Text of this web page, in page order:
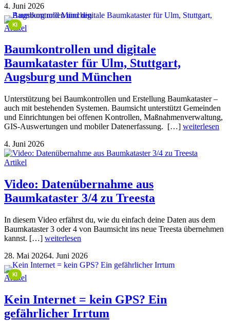
4. Juni 2026
This image is AI-generated or manipulated, disclosed under Article 50(4) of the EU AI Act.
KI
Artikel
Baumkontrollen und digitale
Baumkataster für Ulm, Stuttgart,
Augsburg und München
Unterstützung bei Baumkontrollen und Erstellung Baumkataster –
auch mit bestehenden Systemen. Baumsicht unterstützt Gemeinden
und Einrichtungen bei offenen Kontrollen, Maßnahmenverwaltung,
GIS-Auswertungen und mobiler Datenerfassung. […] weiterlesen
4. Juni 2026
Artikel
Video: Datenübernahme aus
Baumkataster 3/4 zu Treesta
In diesem Video erfährst du, wie du einfach deine Daten aus dem
Baumkataster 3 oder 4 von Baumsicht ins neue Treesta übernehmen
kannst. […] weiterlesen
28. Mai 20264. Juni 2026
This image is AI-generated or manipulated, disclosed under Article 50(4) of the EU AI Act.
KI
Artikel
Kein Internet = kein GPS? Ein
gefährlicher Irrtum